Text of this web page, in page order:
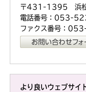
〒431-1395 浜松
電話番号：053-
ファクス番号：
より良いウェブサイ